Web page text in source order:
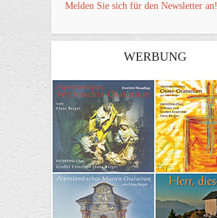
Melden Sie sich für den Newsletter an!
WERBUNG